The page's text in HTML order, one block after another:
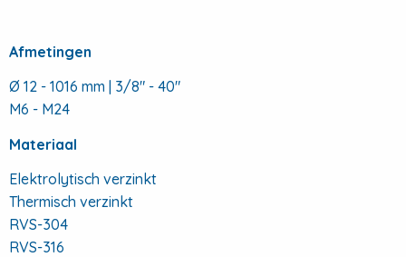
Afmetingen
Ø 12 - 1016 mm | 3/8" - 40"
M6 - M24
Materiaal
Elektrolytisch verzinkt
Thermisch verzinkt
RVS-304
RVS-316